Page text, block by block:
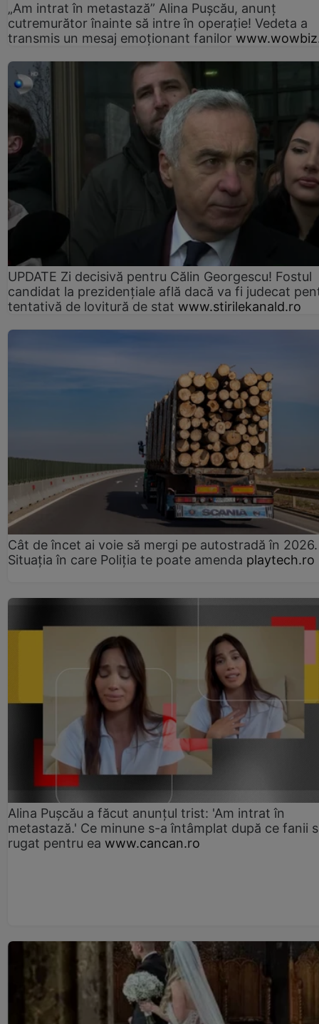
„Am intrat în metastază” Alina Pușcău, anunț
cutremurător înainte să intre în operație! Vedeta a
transmis un mesaj emoționant fanilor
UPDATE Zi decisivă pentru Călin Georgescu! Fostul
candidat la prezidențiale află dacă va fi judecat
tentativă de lovitură de stat www.stirilekanald.ro
Cât de încet ai voie să mergi pe autostradă în 2026.
Situația în care Poliția te poate amenda playtech.ro
Alina Pușcău a făcut anunțul trist: 'Am intrat în
metastază.' Ce minune s-a întâmplat după ce fanii
rugat pentru ea www.cancan.ro